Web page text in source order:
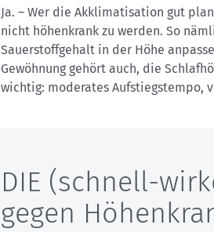
Ja. – Wer die Akklimatisation gut
nicht höhenkrank zu werden. So
Sauerstoffgehalt in der Höhe
Gewöhnung gehört auch, die
wichtig: moderates Aufstiegstempo,
DIE (schnell-
gegen